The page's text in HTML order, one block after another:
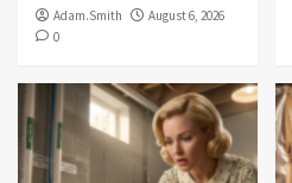
Adam.Smith
August 6, 2026
0